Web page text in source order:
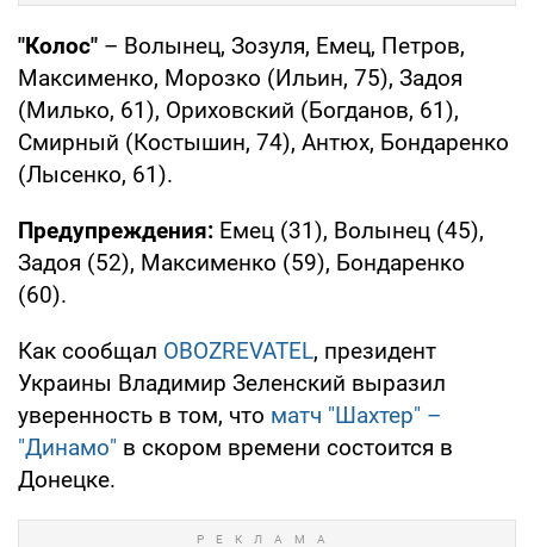
"Колос" – Волынец, Зозуля, Емец, Петров,
Максименко, Морозко (Ильин, 75), Задоя
(Милько, 61), Ориховский (Богданов, 61),
Смирный (Костышин, 74), Антюх, Бондаренко
(Лысенко, 61).
Предупреждения: Емец (31), Волынец (45),
Задоя (52), Максименко (59), Бондаренко
(60).
Как сообщал OBOZREVATEL, президент
Украины Владимир Зеленский выразил
уверенность в том, что матч "Шахтер" –
"Динамо" в скором времени состоится в
Донецке.